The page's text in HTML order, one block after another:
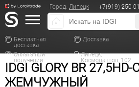
Город: Липецк +7(919) 250-
Бесплатная
доставка
Доставка
Оплата при
получении
Липецк,
Космонавтов, 102
IDGI GLORY BR
ЖЕМЧУЖНЫЙ